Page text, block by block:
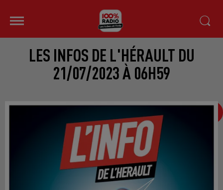
LES INFOS DE L'HÉRAULT DU
21/07/2023 À 06H59